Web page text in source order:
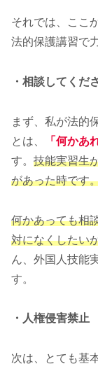
それでは、ここ
法的保護講習で
・相談してくだ
まず、私が法的
とは、
「何かあ
す。 技能実習生
があった時です
何かあっても相
対になくしたい
ん、外国人技能
す。
・人権侵害禁止
次は、とても基